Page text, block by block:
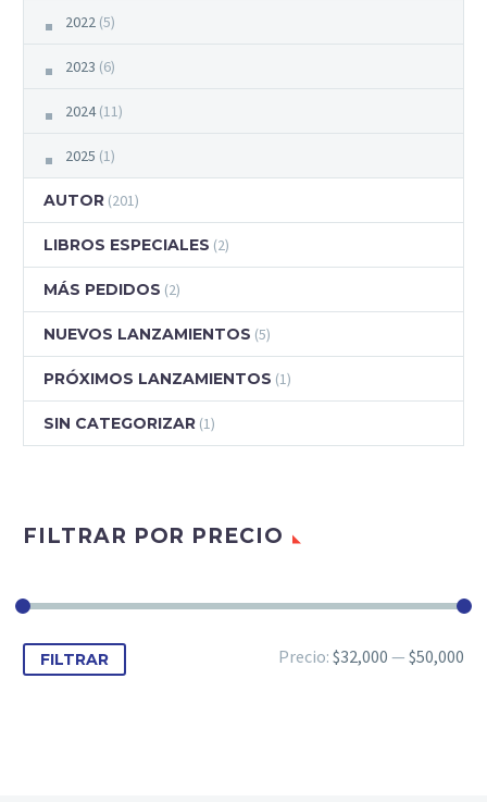
2022 (5)
2023 (6)
2024 (11)
2025 (1)
AUTOR (201)
LIBROS ESPECIALES (2)
MÁS PEDIDOS (2)
NUEVOS LANZAMIENTOS (5)
PRÓXIMOS LANZAMIENTOS (1)
SIN CATEGORIZAR (1)
FILTRAR POR PRECIO
Precio
mínimo
Precio
máximo
FILTRAR Precio: $32,000 — $50,000